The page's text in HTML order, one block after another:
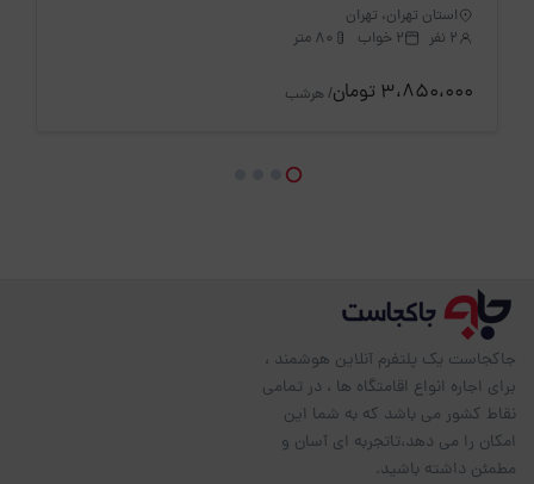
استان تهران، تهران
2 نفر
2 خواب 80 متر
3،850،000 تومان / هرشب
جاکجاست یک پلتفرم آنلاین هوشمند ،
برای اجاره انواع اقامتگاه ها ، در تمامی
نقاط کشور می باشد که به شما این
امکان را می دهد،تاتجربه ای آسان و
مطمئن داشته باشید.